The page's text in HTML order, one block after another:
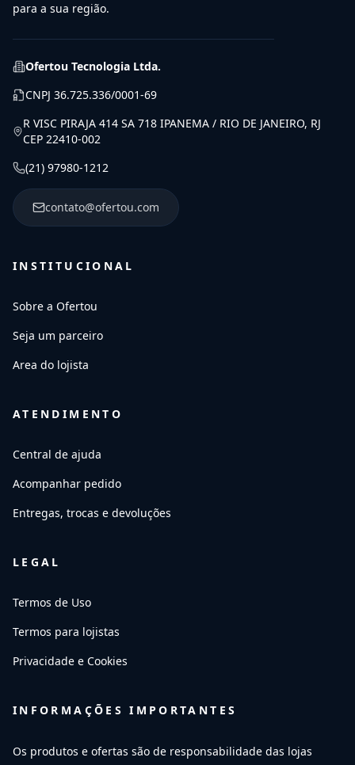
para a sua região.
Ofertou Tecnologia Ltda.
CNPJ 36.725.336/0001-69
R VISC PIRAJA 414 SA 718 IPANEMA / RIO DE JANEIRO, RJ
CEP 22410-002
(21) 97980-1212
contato@ofertou.com
INSTITUCIONAL
Sobre a Ofertou
Seja um parceiro
Area do lojista
ATENDIMENTO
Central de ajuda
Acompanhar pedido
Entregas, trocas e devoluções
LEGAL
Termos de Uso
Termos para lojistas
Privacidade e Cookies
INFORMAÇÕES IMPORTANTES
Os produtos e ofertas são de responsabilidade das lojas